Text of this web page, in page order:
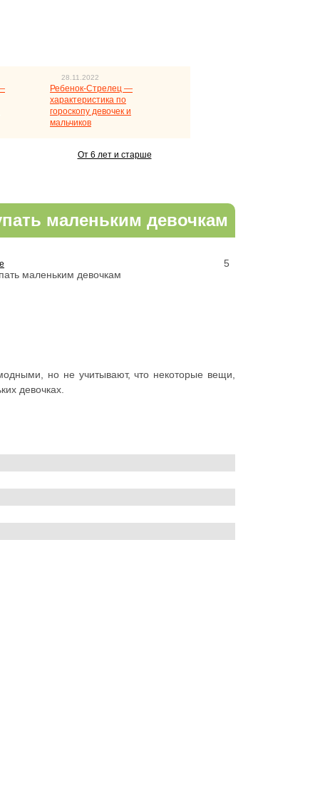
28.11.2022
Ребенок-Стрелец —
характеристика по
гороскопу девочек и
мальчиков
От 6 лет и старше
5
маленьким девочкам
маленьким девочкам
но не учитывают, что некоторые вещи,
девочках.